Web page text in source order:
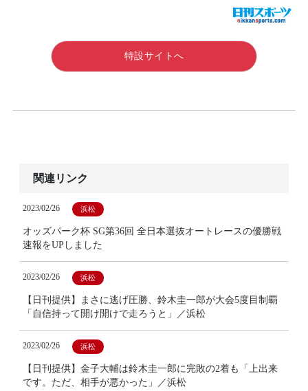
特設サイトへ
関連リンク
2023/02/26 浜松
オッズパーク杯 SG第36回 全日本選抜オートレースの優勝戦
速報をUPしました
2023/02/26 浜松
【日刊提供】まさに逃げ圧勝、鈴木圭一郎が大会5度目制覇
「自信持って開け開けで走ろうと」／浜松
2023/02/26 浜松
【日刊提供】金子大輔は鈴木圭一郎に完敗の2着も「上出来
です。ただ、相手が悪かった」／浜松